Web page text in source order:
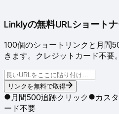
Linklyの無料URLショート
100個のショートリンクと月間
きます。クレジットカード不要。
リンクを無料で取得
月間500追跡クリック カス
ード不要